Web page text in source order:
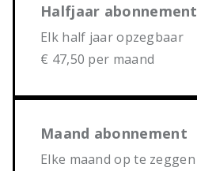
Halfjaar abonnement
Elk half jaar opzegbaar
€ 47,50 per maand
Maand abonnement
Elke maand op te zeggen